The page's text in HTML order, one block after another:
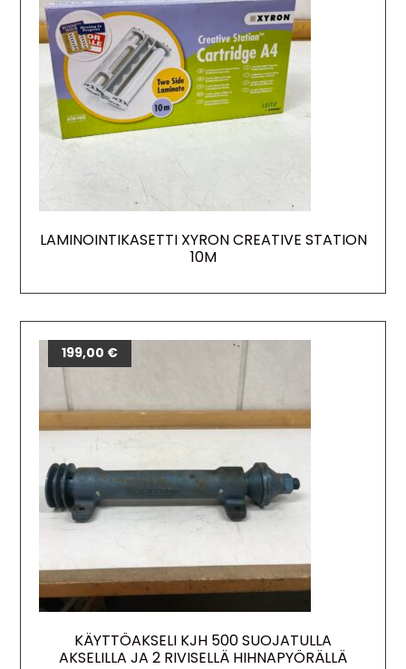
LAMINOINTIKASETTI XYRON CREATIVE STATION
10M
KÄYTTÖAKSELI KJH 500 SUOJATULLA
AKSELILLA JA 2 RIVISELLÄ HIHNAPYÖRÄLLÄ
199,00 €